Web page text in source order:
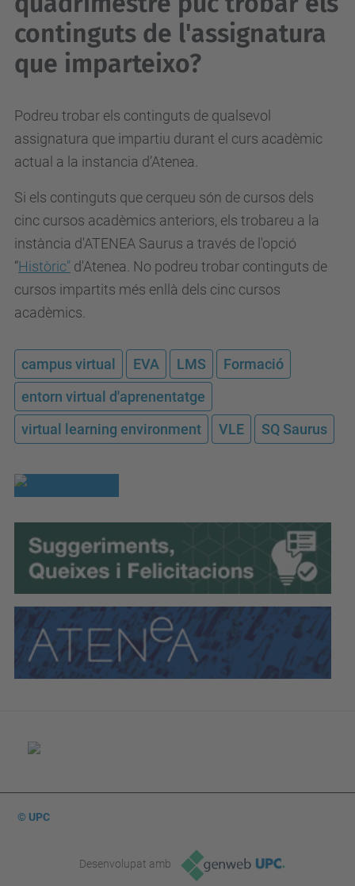
continguts de l'assignatura
que imparteixo?
Podreu trobar els continguts de qualsevol
assignatura que impartiu durant el curs acadèmic
actual a la instancia d’Atenea.
Si els continguts que cerqueu són de cursos dels
cinc cursos acadèmics anteriors, els trobareu a la
instància d'ATENEA Saurus a través de l'opció
“Històric" d'Atenea. No podreu trobar continguts de
cursos impartits més enllà dels cinc cursos
acadèmics.
campus virtual EVA LMS
Formació
entorn virtual d'aprenentatge
virtual learning environment
VLE SQ Saurus
© UPC
Desenvolupat amb